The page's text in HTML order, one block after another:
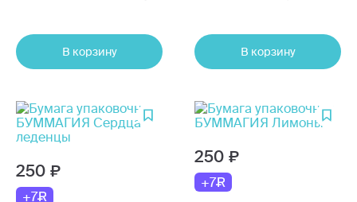
В корзину В корзину
250
+7
250
+7